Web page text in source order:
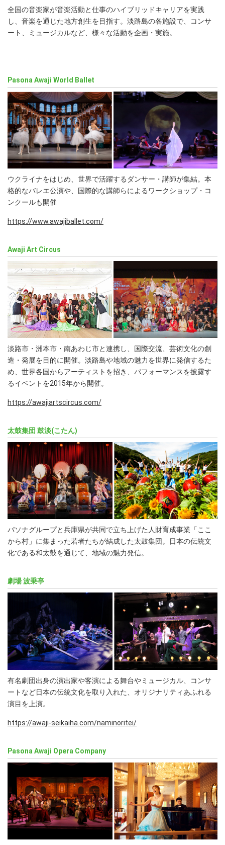
全国の音楽家が音楽活動と仕事のハイブリッドキャリアを実践
し、音楽を通じた地方創生を目指す。淡路島の各施設で、コンサ
ート、ミュージカルなど、様々な活動を企画・実施。
Pasona Awaji World Ballet
ウクライナをはじめ、世界で活躍するダンサー・講師が集結。本
格的なバレエ公演や、国際的な講師らによるワークショップ・コ
ンクールも開催
https://www.awajiballet.com/
Awaji Art Circus
淡路市・洲本市・南あわじ市と連携し、国際交流、芸術文化の創
造・発展を目的に開催。淡路島や地域の魅力を世界に発信するた
め、世界各国からアーティストを招き、パフォーマンスを披露す
るイベントを2015年から開催。
https://awajiartscircus.com/
太鼓集団 鼓淡(こたん)
パソナグループと兵庫県が共同で立ち上げた人財育成事業「ここ
から村」に集まった若者たちが結成した太鼓集団。日本の伝統文
化である和太鼓を通じて、地域の魅力発信。
劇場 波乗亭
有名劇団出身の演出家や客演による舞台やミュージカル、コンサ
ートなど日本の伝統文化を取り入れた、オリジナリティあふれる
演目を上演。
https://awaji-seikaiha.com/naminoritei/
Pasona Awaji Opera Company